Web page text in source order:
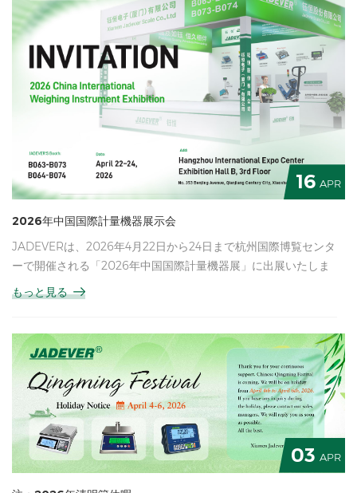
再開後、できる限り迅速にご対応させていただきます。 一年を
通してご理解とご支援をいただき、誠にありがとうございまし
た。皆様とチームの皆様にとって、楽しく安全な休暇となります
ようお祈り申し上げます。 よろしくお願いします、 ジェイドバ
16 APR
2026年中国国際計量機器展示会
JADEVERは、2026年4月22日から24日まで杭州国際博覧センタ
ーで開催される「2026年中国国際計量機器展」に出展いたしま
す。ホールBの3階にあるブースB063～B064およびB073～
ります。 展示会期間中、JADEVERはプリンター、天びん、計数
スケール、計量スケール、防水スケール、インジケーター、スマ
ートインジケーター、トラック用スケールなど、幅広いカスタマ
イズ製品を展示します。これらの製品は、産業、商業、物流分野
における多様な計量ニーズを満たすように設計されており、精
度、耐久性、使いやすさを重視しています。 弊社のチームは、
現地にて製品の実演と専門的な技術コンサルティングを提供いた
します。また、様々な業界特有のニーズに合わせたカスタマイズ
もっと見る
03 APR